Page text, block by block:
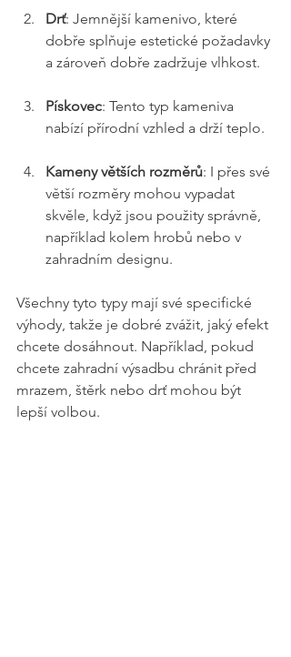
Drť: Jemnější kamenivo, které
dobře splňuje estetické požadavky
a zároveň dobře zadržuje vlhkost.
Pískovec: Tento typ kameniva
nabízí přírodní vzhled a drží teplo.
Kameny větších rozměrů: I přes své
větší rozměry mohou vypadat
skvěle, když jsou použity správně,
například kolem hrobů nebo v
zahradním designu.
Všechny tyto typy mají své specifické
výhody, takže je dobré zvážit, jaký efekt
chcete dosáhnout. Například, pokud
chcete zahradní výsadbu chránit před
mrazem, štěrk nebo drť mohou být
lepší volbou.